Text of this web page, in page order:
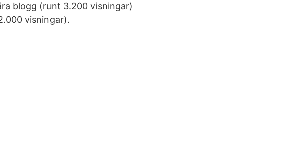
blogg (runt 3.200 visningar)
visningar).